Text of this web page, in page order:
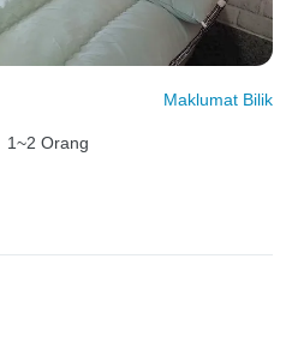
Maklumat Bilik
1~2 Orang